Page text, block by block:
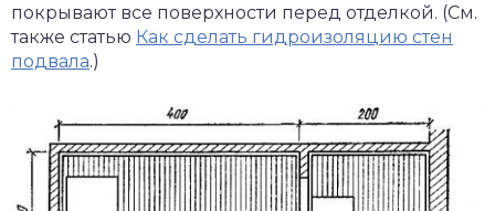
покрывают все поверхности перед отделкой. (См.
также статью Как сделать гидроизоляцию стен
подвала.)